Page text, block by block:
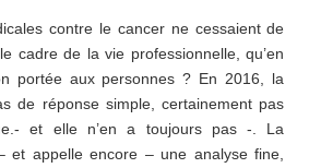
contre le cancer ne cessaient de
cadre de la vie professionnelle, qu’en
portée aux personnes ? En 2016, la
de réponse simple, certainement pas
et elle n’en a toujours pas -. La
et appelle encore – une analyse fine,